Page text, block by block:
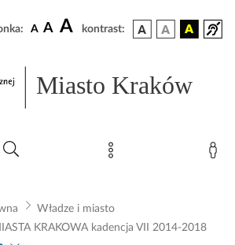
A A A kontrast:
Miasto Kraków
Władze i miasto
KRAKOWA kadencja VII 2014-2018